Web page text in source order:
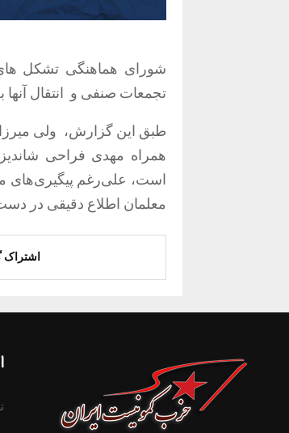
شورای هماهنگی تشکل
تجمعات صنفی و انتقال آنها به بند ۲۰۹ زندان
طبق این گزارش، ولی
همراه مهدی فراحی
است، علی‌رغم پیگیری‌های
معلمان اطلاع دقیقی در
اشتراک